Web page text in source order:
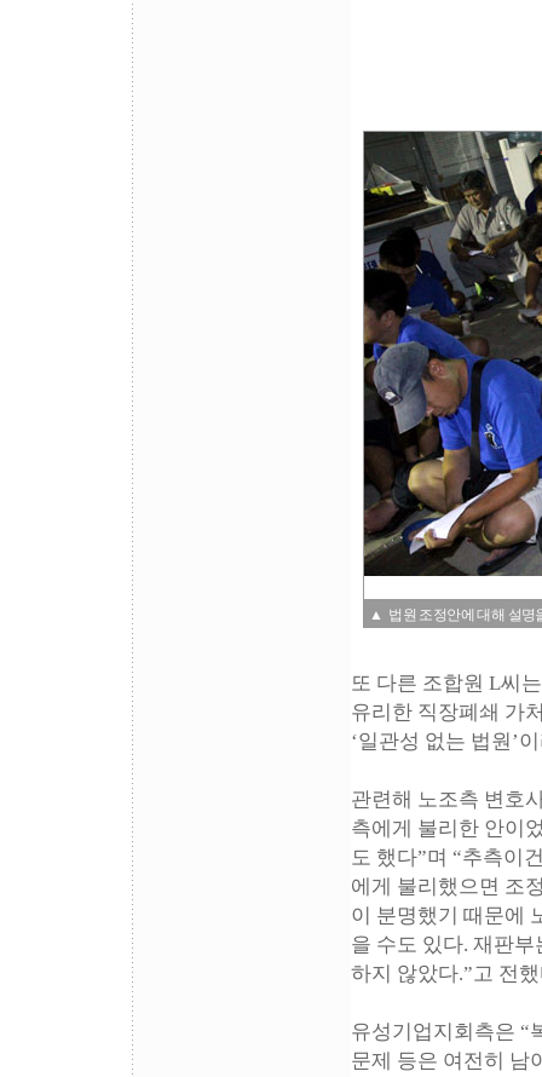
▲ 법원 조정안에 대해 설명
또 다른 조합원 L씨
유리한 직장폐쇄 가
‘일관성 없는 법원’
관련해 노조측 변호
측에게 불리한 안이
도 했다”며 “추측이
에게 불리했으면 조
이 분명했기 때문에
을 수도 있다. 재판
하지 않았다.”고 전
유성기업지회측은 “
문제 등은 여전히 남